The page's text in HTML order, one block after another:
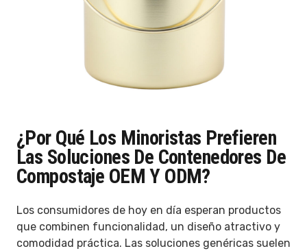
¿Por Qué Los Minoristas Prefieren
Las Soluciones De Contenedores De
Compostaje OEM Y ODM?
Los consumidores de hoy en día esperan productos
que combinen funcionalidad, un diseño atractivo y
comodidad práctica. Las soluciones genéricas suelen